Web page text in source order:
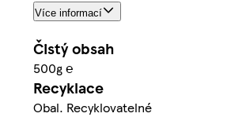
Více informací
Čistý obsah
500g ℮
Recyklace
Obal. Recyklovatelné